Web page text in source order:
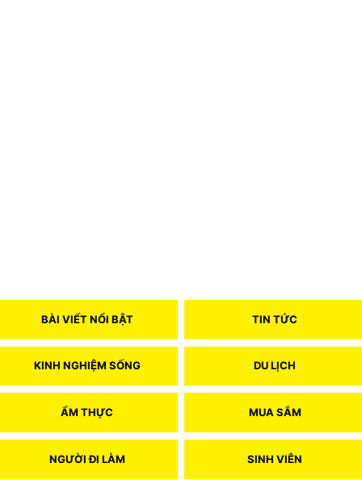
BÀI VIẾT NỔI BẬT TIN TỨC
KINH NGHIỆM SỐNG DU LỊCH
ẨM THỰC MUA SẮM
NGƯỜI ĐI LÀM SINH VIÊN